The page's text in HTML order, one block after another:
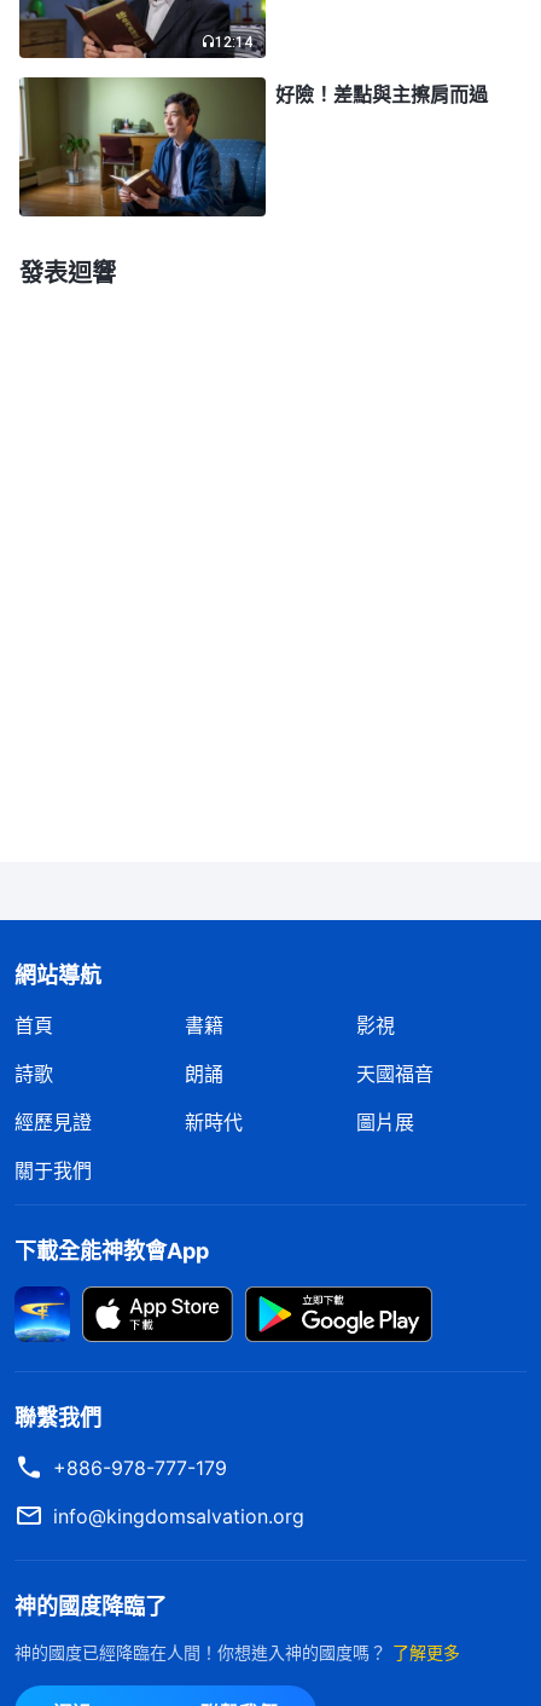
『悔改』這兩個字眼在舊約那麽多預言裏根本提都没
提到，他不僅不是根據聖經作，他又帶出了更新的
路，作更新的工作。他從不參考聖經來傳道，他醫病
趕鬼的异能在律法時代從未有人能作，他的工作、他
的教訓、他説話的權柄與能力也是在律法時代無人能
達到的，他只是作他更新的工作，儘管有許多人用聖
架上，但他的工作却超乎聖經舊約，若不是這樣，人
就是异端，今天看了全能神的話我們明白了，神作工
從不根據聖經，也不參考聖經，更不在聖經裏找路來
作。神是萬物的主宰，他不僅是安息日的主，更是聖
經的主，神有權力作他自己的工作，按照人類的需要
作更新的工作。所以，『聖經之外再也没有神的説
話、作工，離開聖經就是异端』這種説法不成立。」
後來，我又聽到郭弟兄交通説：「聖經中所記載
的内容都是有限的，舊約聖經只記載了
工，新約聖經只記載了主耶穌的作工，而神
工在聖經裏只有預言，詳細的内容并没有記載在聖經
當中，因為神在末世是作審判的工作，是在聖經以外
的新的工作。神是真理的發表者，更是宇宙萬物的主
受造之物所不能測透的，所以説，就聖經當中的這些
内容并不能把神的作為都説透。我們來看一段全能神
的話吧。全能神説：『聖經所記載的都是有限的那些
東西，并不能代表神的全部作工。四福音一共還没有
一百章，什麽咒詛無花果樹、彼得三次不認主、耶穌
12:14
好險！差點與主擦肩而過
發表迴響
網站導航
首頁 書籍
影視
詩歌
朗誦
天國福音
經歷見證
新時代
圖片展
關于我們
下載全能神教會App
聯繫我們
+886-978-777-179
info@kingdomsalvation.org
神的國度降臨了
神的國度已經降臨在人間！你想進入神的國度嗎？ 了解更多